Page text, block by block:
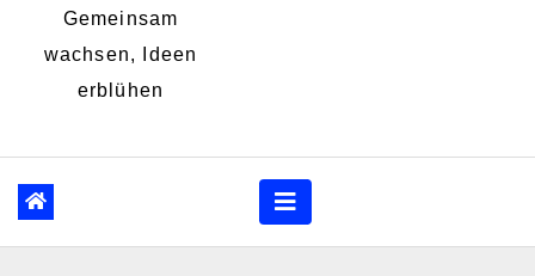
Gemeinsam
wachsen, Ideen
erblühen